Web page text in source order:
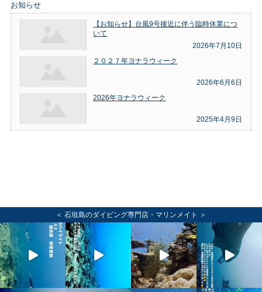
お知らせ
【お知らせ】台風9号接近に伴う臨時休業につ
いて
2026年7月10日
２０２７年ヨナラウィーク
2026年6月6日
2026年ヨナラウィーク
2025年4月9日
＜ 石垣島のダイビング専門店・マリンメイト ＞